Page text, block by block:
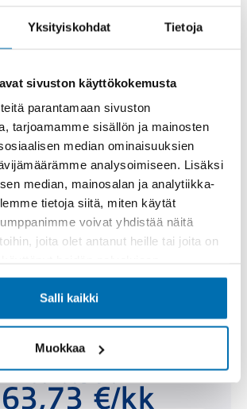
Yksityiskohdat Tietoja
sivuston käyttökokemusta
parantamaan sivuston
tarjoamamme sisällön ja mainosten
median ominaisuuksien
analysoimiseen. Lisäksi
median, mainosalan ja analytiikka-
tietoja siitä, miten käytät
voivat yhdistää näitä
joita olet antanut heille tai joita on
Salli kaikki
Muokkaa
(€)
erä (€)
€/kk